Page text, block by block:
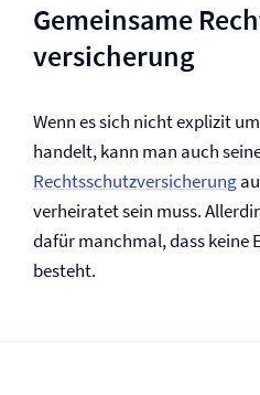
Gemeinsame
versicherung
Wenn es sich nicht explizit
handelt, kann man auch
Rechtsschutz­versicherung
verheiratet sein muss.
dafür manchmal, dass keine
besteht.